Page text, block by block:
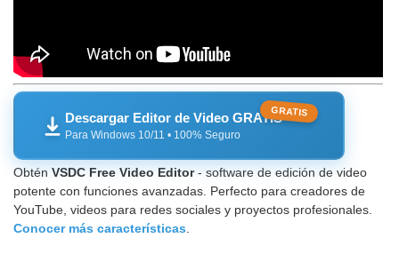
Descargar Editor de Video GRATIS
Para Windows 10/11 • 100% Seguro
GRATIS
Obtén VSDC Free Video Editor- software de edición de video
potente con funciones avanzadas. Perfecto para creadores de
YouTube, videos para redes sociales y proyectos profesionales.
Conocer más características.